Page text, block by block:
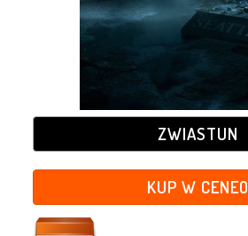
ZWIASTUN
KUP W CENEO